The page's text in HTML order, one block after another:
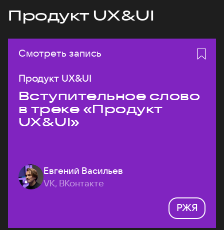
Продукт UX&UI
Смотреть запись
Продукт UX&UI
Вступительное слово
в треке «Продукт
UX&UI»
Евгений Васильев
VK, ВКонтакте
РЖЯ